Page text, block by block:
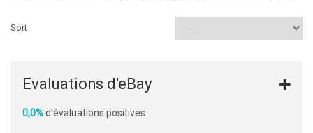
Sort
Evaluations d'eBay
0,0%d'évaluations positives